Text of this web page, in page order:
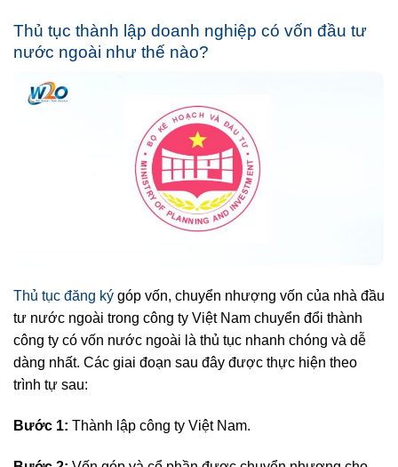
Thủ tục thành lập doanh nghiệp có vốn đầu tư
nước ngoài như thế nào?
Thủ tục đăng ký góp vốn, chuyển nhượng vốn của nhà đầu
tư nước ngoài trong công ty Việt Nam chuyển đổi thành
công ty có vốn nước ngoài là thủ tục nhanh chóng và dễ
dàng nhất. Các giai đoạn sau đây được thực hiện theo
trình tự sau:
Bước 1: Thành lập công ty Việt Nam.